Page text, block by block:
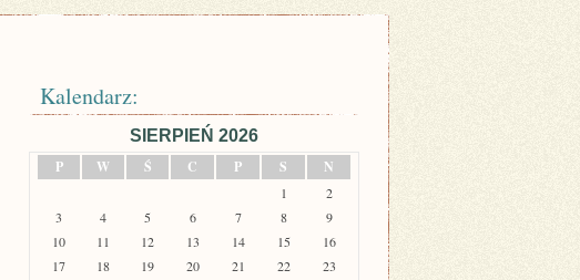
Kalendarz:
SIERPIEŃ 2026
P
W Ś C P S N
1
2
3
4 5 6 7 8
9
10
11 12 13 14 15
16
17
18 19 20 21 22
23